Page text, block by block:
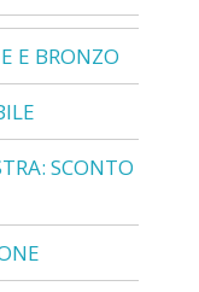
E BRONZO
SCONTO